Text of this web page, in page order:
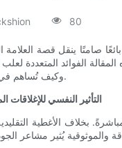
80
صامتًا ينقل قصة العلامة
الفوائد المتعددة لعلب
وكيف تُساهم في خلق انطباع مميز عن منتجاتك.
التأثير النفسي
بخلاف الأغطية